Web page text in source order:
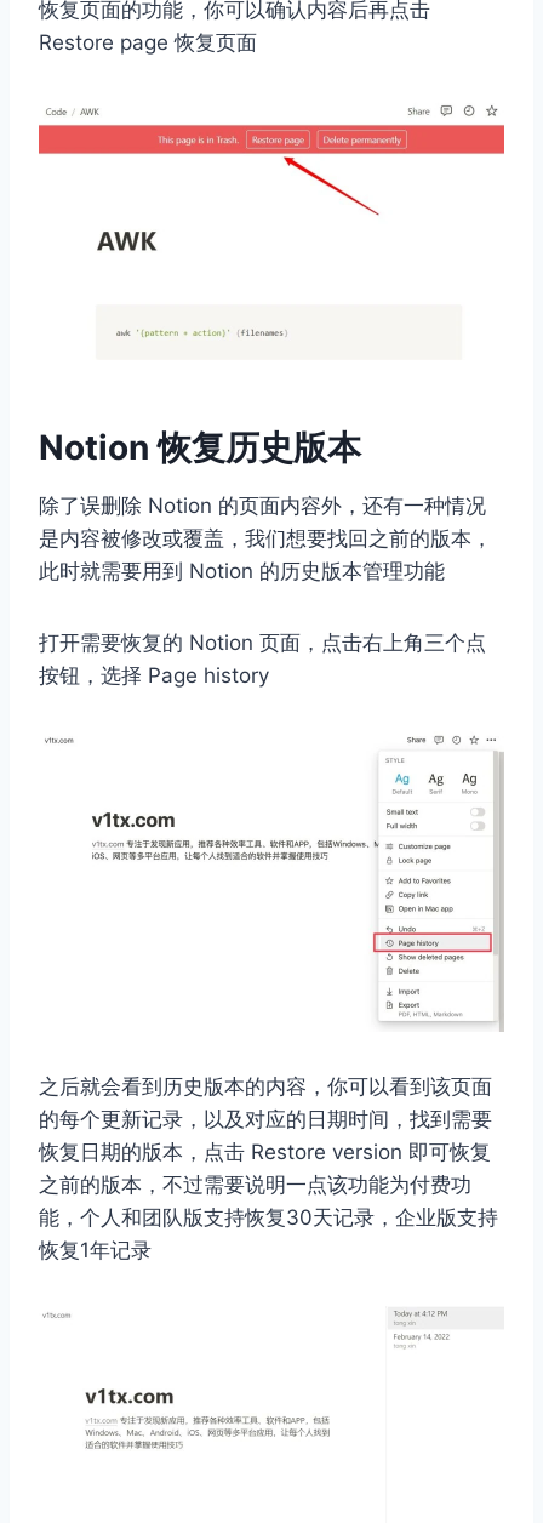
恢复页面的功能，你可以确认内容后再点击
Restore page 恢复页面
Notion 恢复历史版本
除了误删除 Notion 的页面内容外，还有一种情况
是内容被修改或覆盖，我们想要找回之前的版本，
此时就需要用到 Notion 的历史版本管理功能
打开需要恢复的 Notion 页面，点击右上角三个点
按钮，选择 Page history
之后就会看到历史版本的内容，你可以看到该页面
的每个更新记录，以及对应的日期时间，找到需要
恢复日期的版本，点击 Restore version 即可恢复
之前的版本，不过需要说明一点该功能为付费功
能，个人和团队版支持恢复30天记录，企业版支持
恢复1年记录